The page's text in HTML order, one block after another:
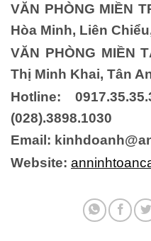
VĂN PHÒNG MIỀN
Hòa Minh, Liên
VĂN PHÒNG MIỀN
Thị Minh Khai, Tân
Hotline:
(028).3898.1030
Email:
Website: